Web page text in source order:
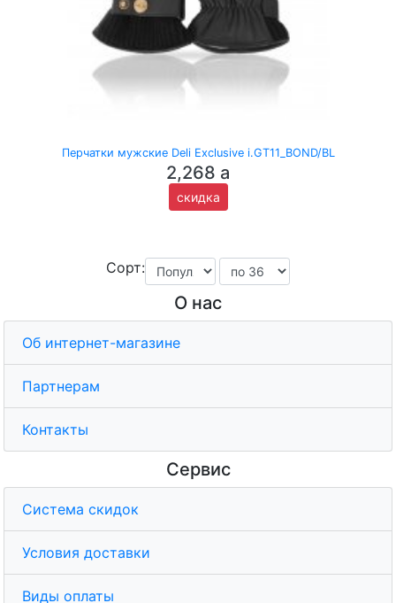
Перчатки мужские Deli Exclusive i.GT11_BOND/BL
2,268 a
скидка
Сорт:
О нас
Об интернет-магазине
Партнерам
Контакты
Сервис
Система скидок
Условия доставки
Виды оплаты